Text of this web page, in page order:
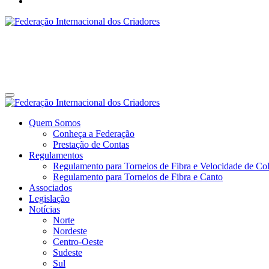
Site da Federação Internacional dos Criadores de Pássaros
Quem Somos
Conheça a Federação
Prestação de Contas
Regulamentos
Regulamento para Torneios de Fibra e Velocidade de
Regulamento para Torneios de Fibra e Canto
Associados
Legislação
Notícias
Norte
Nordeste
Centro-Oeste
Sudeste
Sul